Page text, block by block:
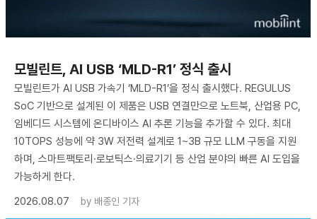
모빌린트, AI USB ‘MLD-R1’ 정식 출시
모빌린트가 AI USB 가속기 ‘MLD-R1’을 정식 출시했다. REGULUS
SoC 기반으로 설계된 이 제품은 USB 연결만으로 노트북, 산업용 PC,
임베디드 시스템에 온디바이스 AI 추론 기능을 추가할 수 있다. 최대
10TOPS 성능에 약 3W 저전력 설계로 1~3B 규모 LLM 구동을 지원
하며, 스마트팩토리·로보틱스·의료기기 등 산업 분야의 빠른 AI 도입을
가능하게 한다.
2026.08.07
by 배종인 기자